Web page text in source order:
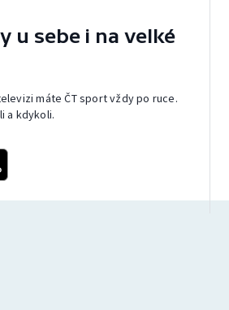
u sebe i na velké
máte ČT sport vždy po ruce.
a kdykoli.